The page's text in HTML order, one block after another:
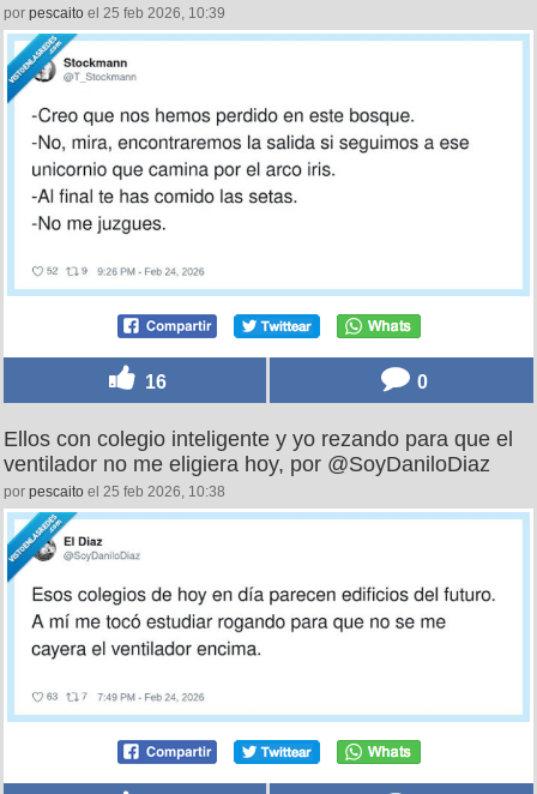
por pescaito el 25 feb 2026, 10:39
16 0
Ellos con colegio inteligente y yo rezando para que el
ventilador no me eligiera hoy, por @SoyDaniloDiaz
por pescaito el 25 feb 2026, 10:38